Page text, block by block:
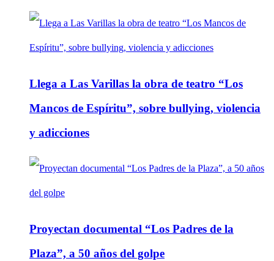
Llega a Las Varillas la obra de teatro “Los
Mancos de Espíritu”, sobre bullying, violencia
y adicciones
Proyectan documental “Los Padres de la
Plaza”, a 50 años del golpe